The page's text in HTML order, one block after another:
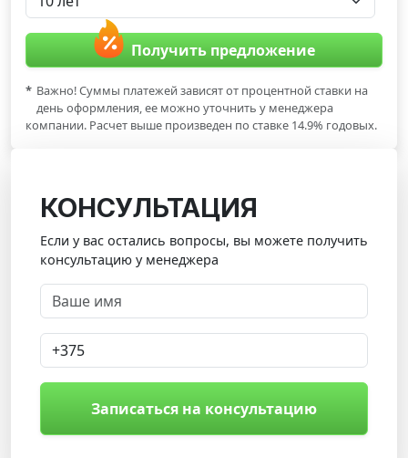
Получить предложение
* Важно! Суммы платежей зависят от процентной ставки на
день оформления, ее можно уточнить у менеджера
компании. Расчет выше произведен по ставке 14.9% годовых.
КОНСУЛЬТАЦИЯ
Если у вас остались вопросы, вы можете получить
консультацию у менеджера
Записаться на консультацию